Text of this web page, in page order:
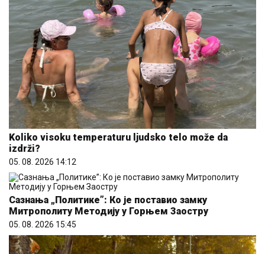
Koliko visoku temperaturu ljudsko telo može da
izdrži?
05. 08. 2026 14:12
Сазнања „Политике”: Ко је поставио замку
Митрополиту Методију у Горњем Заостру
05. 08. 2026 15:45